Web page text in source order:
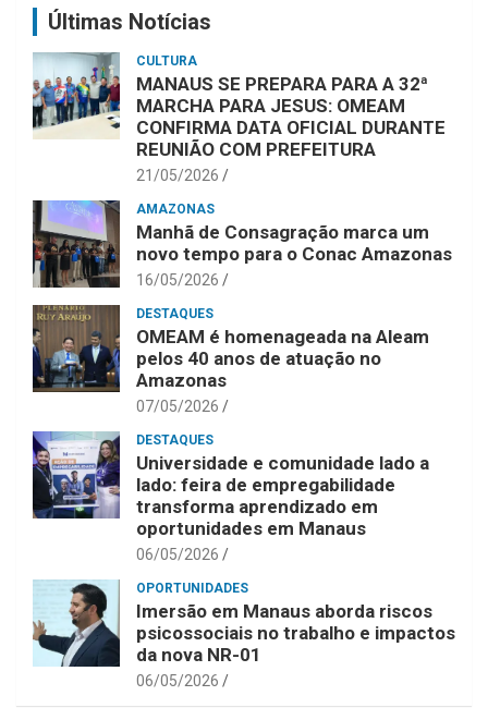
Últimas Notícias
CULTURA
MANAUS SE PREPARA PARA A 32ª
MARCHA PARA JESUS: OMEAM
CONFIRMA DATA OFICIAL DURANTE
REUNIÃO COM PREFEITURA
21/05/2026
AMAZONAS
Manhã de Consagração marca um
novo tempo para o Conac Amazonas
16/05/2026
DESTAQUES
OMEAM é homenageada na Aleam
pelos 40 anos de atuação no
Amazonas
07/05/2026
DESTAQUES
Universidade e comunidade lado a
lado: feira de empregabilidade
transforma aprendizado em
oportunidades em Manaus
06/05/2026
OPORTUNIDADES
Imersão em Manaus aborda riscos
psicossociais no trabalho e impactos
da nova NR-01
06/05/2026